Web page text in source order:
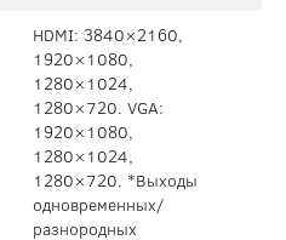
HDMI: 3840×2160,
1920×1080,
1280×1024,
1280×720. VGA:
1920×1080,
1280×1024,
1280×720. *Выходы
одновременных/
разнородных